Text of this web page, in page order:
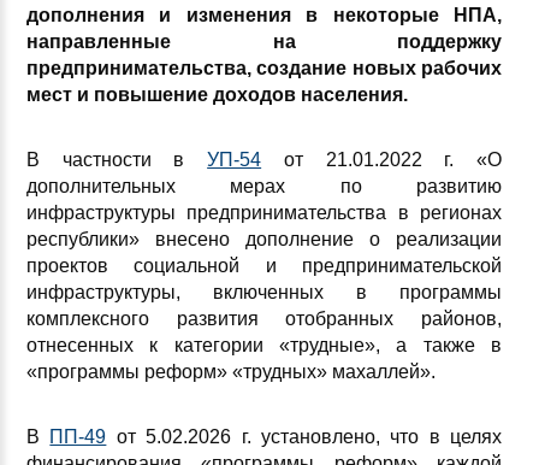
дополнения и изменения в некоторые НПА,
направленные наподдержку
предпринимательства, создание новых рабочих
мест и повышение доходов населения.
В частности вУП-54 от 21.01.2022 г. «О
дополнительных мерах по развитию
инфраструктуры предпринимательства в регионах
республики» внесено дополнение о реализации
проектов социальной и предпринимательской
инфраструктуры, включенных в программы
комплексного развития отобранных районов,
отнесенных к категории «трудные», а также в
«программы реформ» «трудных» махаллей».
В ПП-49 от 5.02.2026 г. установлено, что в целях